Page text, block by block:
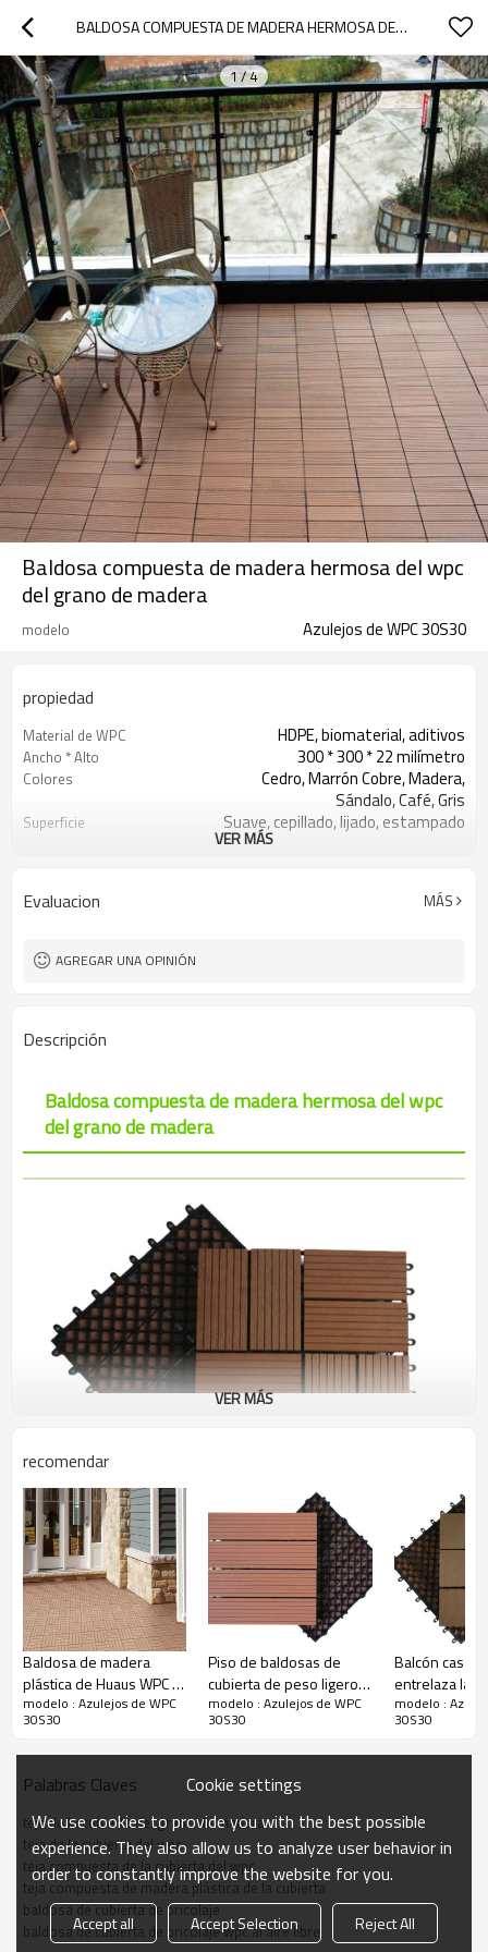
BALDOSA COMPUESTA DE MADERA HERMOSA DEL WPC DEL GRANO DE MADERA
1/4
Baldosa compuesta de madera hermosa del wpc
del grano de madera
modelo Azulejos de WPC 30S30
propiedad
Material de WPC HDPE, biomaterial, aditivos
Ancho * Alto 300 * 300 * 22 milímetro
Colores
Cedro, Marrón Cobre, Madera,
Sándalo, Café, Gris
Superficie Suave, cepillado, lijado, estampado
Tacto de madera y sensación natural
Plataforma, balcón, terraza, pasillo,
piscina, etc.
VER MÁS
Evaluacion MÁS
AGREGAR UNA OPINIÓN
Descripción
Baldosa compuesta de madera hermosa del wpc
del grano de madera
VER MÁS
recomendar
Baldosa de madera
plástica de Huaus WPC /
baldosas al aire libre
para el porche baldosas
modelo : Azulejos de WPC
30S30
Piso de baldosas de
cubierta de peso ligero
con panel hueco de wpc
modelo : Azulejos de WPC
30S30
Balcón
entrelaza la
compuesta
de la cubierta
modelo :
30S30
Palabras Claves
teja de la cubierta del grano de madera
teja de la cubierta del wpc
teja compuesta de la cubierta del wpc
teja compuesta de madera plástica de la cubierta
baldosa de cubierta de bricolaje
baldosa de cubierta de bricolaje wpc al aire libre
Cookie settings
We use cookies to provide you with the best possible
experience. They also allow us to analyze user behavior in
order to constantly improve the website for you.
Accept all Accept Selection Reject All